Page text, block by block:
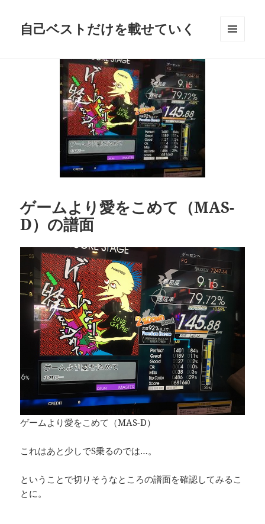
自己ベストだけを載せていく
ゲームより愛をこめて（MAS-
D）の譜面
ゲームより愛をこめて（MAS-D）
これはあと少しでS乗るのでは…。
ということで切りそうなところの譜面を確認してみるこ
とに。